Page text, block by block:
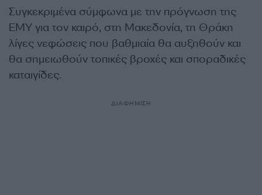
Συγκεκριμένα σύμφωνα με την πρόγνωση της
ΕΜΥ για τον καιρό, στη Μακεδονία, τη Θράκη
λίγες νεφώσεις που βαθμιαία θα αυξηθούν και
θα σημειωθούν τοπικές βροχές και σποραδικές
καταιγίδες.
ΔΙΑΦΗΜΙΣΗ